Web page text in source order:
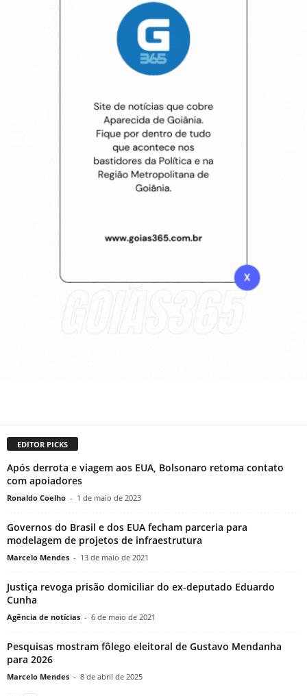
EDITOR PICKS
Após derrota e viagem aos EUA, Bolsonaro retoma contato
com apoiadores
Ronaldo Coelho - 1 de maio de 2023
Governos do Brasil e dos EUA fecham parceria para
modelagem de projetos de infraestrutura
Marcelo Mendes - 13 de maio de 2021
Justiça revoga prisão domiciliar do ex-deputado Eduardo
Cunha
Agência de notícias - 6 de maio de 2021
Pesquisas mostram fôlego eleitoral de Gustavo Mendanha
para 2026
Marcelo Mendes - 8 de abril de 2025